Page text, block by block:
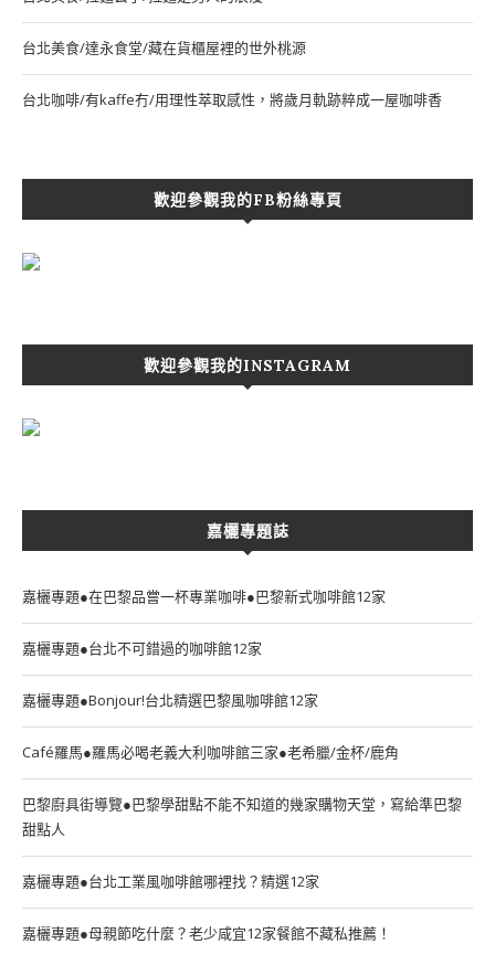
台北美食/達永食堂/藏在貨櫃屋裡的世外桃源
台北咖啡/有kaffe冇/用理性萃取感性，將歲月軌跡粹成一屋咖啡香
歡迎參觀我的FB粉絲專頁
歡迎參觀我的INSTAGRAM
嘉欐專題誌
嘉欐專題●在巴黎品嘗一杯專業咖啡●巴黎新式咖啡館12家
嘉欐專題●台北不可錯過的咖啡館12家
嘉欐專題●Bonjour!台北精選巴黎風咖啡館12家
Café羅馬●羅馬必喝老義大利咖啡館三家●老希臘/金杯/鹿角
巴黎廚具街導覽●巴黎學甜點不能不知道的幾家購物天堂，寫給準巴黎
甜點人
嘉欐專題●台北工業風咖啡館哪裡找？精選12家
嘉欐專題●母親節吃什麼？老少咸宜12家餐館不藏私推薦！